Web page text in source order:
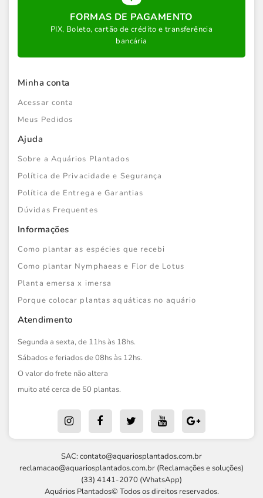
FORMAS DE PAGAMENTO
PIX, Boleto, cartão de crédito e transferência
bancária
Minha conta
Acessar conta
Meus Pedidos
Ajuda
Sobre a Aquários Plantados
Política de Privacidade e Segurança
Política de Entrega e Garantias
Dúvidas Frequentes
Informações
Como plantar as espécies que recebi
Como plantar Nymphaeas e Flor de Lotus
Planta emersa x imersa
Porque colocar plantas aquáticas no aquário
Atendimento
Segunda a sexta, de 11hs às 18hs.
Sábados e feriados de 08hs às 12hs.
O valor do frete não altera
muito até cerca de 50 plantas.
SAC: contato@aquariosplantados.com.br
reclamacao@aquariosplantados.com.br (Reclamações e soluções)
(33) 4141-2070 (WhatsApp)
Aquários Plantados© Todos os direitos reservados.